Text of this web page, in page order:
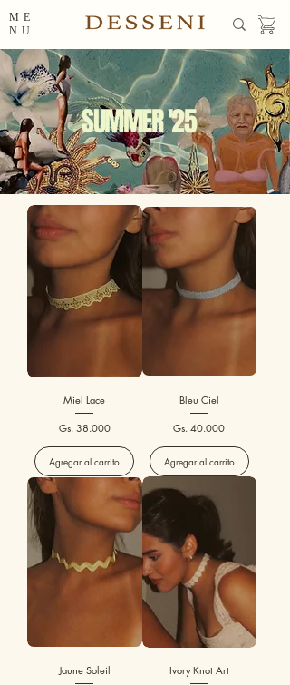
ME
NU
SUMMER '25
Miel Lace
Precio
Gs. 38.000
Agregar al carrito
Bleu Ciel
Precio
Gs. 40.000
Agregar al carrito
Jaune Soleil
Ivory Knot Art